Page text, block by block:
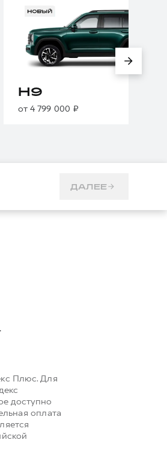
H9
от 4 799 000 ₽
ДАЛЕЕ
Плюс. Для
доступно
оплата